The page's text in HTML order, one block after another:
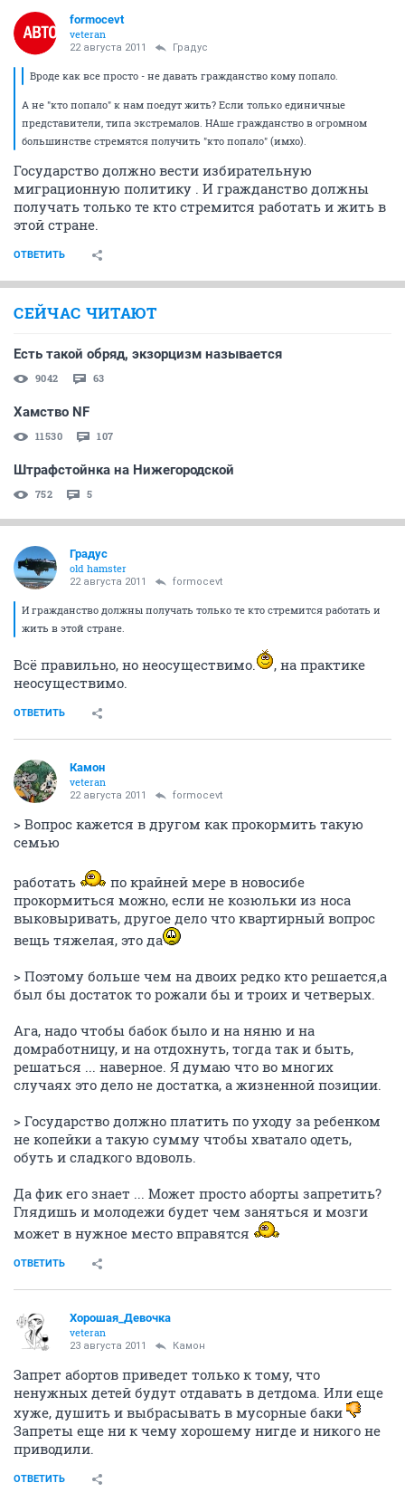
formocevt
veteran
22 августа 2011 Градус
Вроде как все просто - не давать гражданство кому попало.
А не "кто попало" к нам поедут жить? Если только единичные
представители, типа экстремалов. НАше гражданство в огромном
большинстве стремятся получить "кто попало" (имхо).
Государство должно вести избирательную
миграционную политику . И гражданство должны
получать только те кто стремится работать и жить в
этой стране.
ОТВЕТИТЬ
СЕЙЧАС ЧИТАЮТ
Есть такой обряд, экзорцизм называется
9042 63
Хамство NF
11530 107
Штрафстойнка на Нижегородской
752 5
Градус
old hamster
22 августа 2011 formocevt
И гражданство должны получать только те кто стремится работать и
жить в этой стране.
Всё правильно, но неосуществимо.
, на практике
неосуществимо.
ОТВЕТИТЬ
Камон
veteran
22 августа 2011 formocevt
> Вопрос кажется в другом как прокормить такую
семью
работать
по крайней мере в новосибе
прокормиться можно, если не козюльки из носа
выковыривать, другое дело что квартирный вопрос
вещь тяжелая, это да
> Поэтому больше чем на двоих редко кто решается,а
был бы достаток то рожали бы и троих и четверых.
Ага, надо чтобы бабок было и на няню и на
домработницу, и на отдохнуть, тогда так и быть,
решаться ... наверное. Я думаю что во многих
случаях это дело не достатка, а жизненной позиции.
> Государство должно платить по уходу за ребенком
не копейки а такую сумму чтобы хватало одеть,
обуть и сладкого вдоволь.
Да фик его знает ... Может просто аборты запретить?
Глядишь и молодежи будет чем заняться и мозги
может в нужное место вправятся
ОТВЕТИТЬ
Хорошая_Девочка
veteran
23 августа 2011 Камон
Запрет абортов приведет только к тому, что
ненужных детей будут отдавать в детдома. Или еще
хуже, душить и выбрасывать в мусорные баки
Запреты еще ни к чему хорошему нигде и никого не
приводили.
ОТВЕТИТЬ